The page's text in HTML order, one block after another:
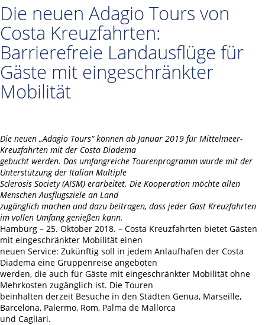
Die neuen Adagio Tours von
Costa Kreuzfahrten:
Barrierefreie Landausflüge für
Gäste mit eingeschränkter
Mobilität
Die neuen „Adagio Tours“ können ab Januar 2019 für Mittelmeer-
Kreuzfahrten mit der Costa Diadema
gebucht werden. Das umfangreiche Tourenprogramm wurde mit der
Unterstützung der Italian Multiple
Sclerosis Society (AISM) erarbeitet. Die Kooperation möchte allen
Menschen Ausflugsziele an Land
zugänglich machen und dazu beitragen, dass jeder Gast Kreuzfahrten
im vollen Umfang genießen kann.
Hamburg – 25. Oktober 2018. – Costa Kreuzfahrten bietet Gästen
mit eingeschränkter Mobilität einen
neuen Service: Zukünftig soll in jedem Anlaufhafen der Costa
Diadema eine Gruppenreise angeboten
werden, die auch für Gäste mit eingeschränkter Mobilität ohne
Mehrkosten zugänglich ist. Die Touren
beinhalten derzeit Besuche in den Städten Genua, Marseille,
Barcelona, Palermo, Rom, Palma de Mallorca
und Cagliari.